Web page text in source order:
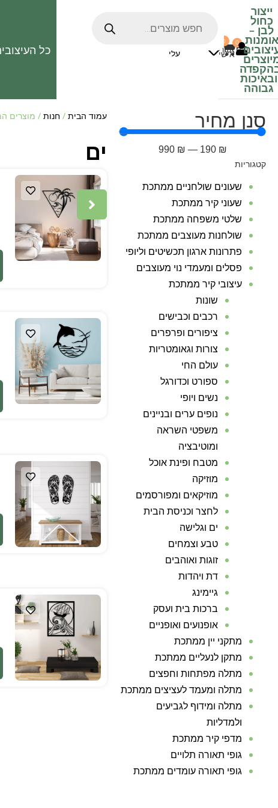
ייצור
כחול
לבן –
אומנות
ובאיכות
גבוהה
₪0
0
עלי
0
אזור
אישי כל
סנן מחיר
₪
190
—
₪
990
קטגוריות
שעונים שולחניים ממתכת
שעוני קיר ממתכת
שלטי משפחה ממתכת
שולחנות מעוצבים ממתכת
פתרונות ארגון תכשיטים וליופי
פסלים ומעמדי נוי מעוצבים
עיצובי קיר ממתכת
שונות
רכבים וכבישים
ציפורים ופרפרים
צורות וגאומטריות
עולם החי
ספורט וכדורגל
נשים ויופי
נופים ערים ובניינים
משפטי השראה
ומוטיבציה
מטבח ופינת אוכל
מוזיקה
מוזיקאים ומפורסמים
לחצר וכניסת הבית
ים וגלישה
טבע וצמחים
זוגות ואוהבים
דת ויהדות
גיימינג
ברכות בית ועסק
אופנועים ואופניים
מתקני יין ממתכת
מתקן לנעליים ממתכת
מתלה מפתחות וחפצים
מתלה ומעמד לעציצים ממתכת
מתלה ומידוף לגביעים
ולמדליות
מדפי קיר ממתכת
גופי תאורה תלויים
גופי תאורה עומדים ממתכת
עמוד הבית/ חנות/ מוצרים
ים